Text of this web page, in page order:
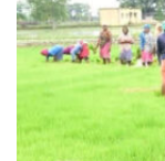
में
जोर-
खरीफ
सीजन